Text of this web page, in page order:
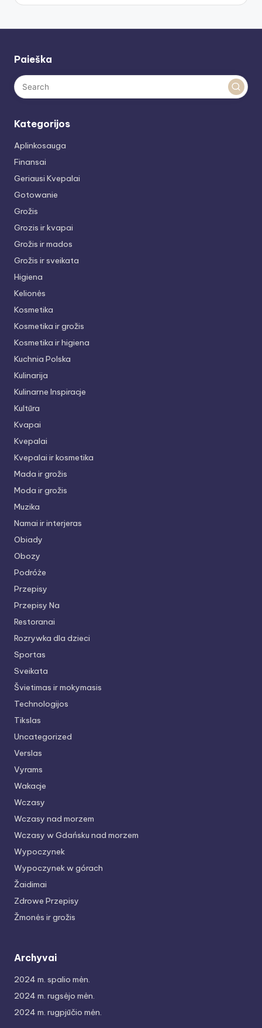
Paieška
Kategorijos
Aplinkosauga
Finansai
Geriausi Kvepalai
Gotowanie
Grožis
Grozis ir kvapai
Grožis ir mados
Grožis ir sveikata
Higiena
Kelionės
Kosmetika
Kosmetika ir grožis
Kosmetika ir higiena
Kuchnia Polska
Kulinarija
Kulinarne Inspiracje
Kultūra
Kvapai
Kvepalai
Kvepalai ir kosmetika
Mada ir grožis
Moda ir grožis
Muzika
Namai ir interjeras
Obiady
Obozy
Podróże
Przepisy
Przepisy Na
Restoranai
Rozrywka dla dzieci
Sportas
Sveikata
Švietimas ir mokymasis
Technologijos
Tikslas
Uncategorized
Verslas
Vyrams
Wakacje
Wczasy
Wczasy nad morzem
Wczasy w Gdańsku nad morzem
Wypoczynek
Wypoczynek w górach
Žaidimai
Zdrowe Przepisy
Žmonės ir grožis
Archyvai
2024 m. spalio mėn.
2024 m. rugsėjo mėn.
2024 m. rugpjūčio mėn.